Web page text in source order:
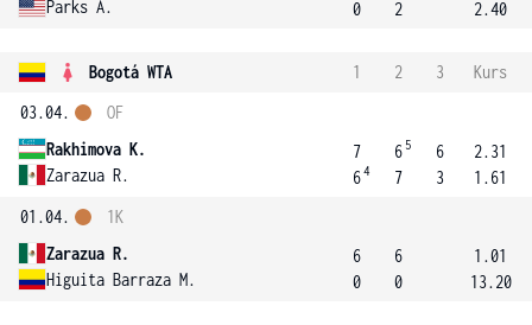
Parks A.
0
2
2.40
Bogotá WTA 1 2 3
Kurs
03.04.
Rakhimova K.
Zarazua R.
OF
7
64
6 5
7
6
3
2.31
1.61
01.04.
Zarazua R.
Higuita Barraza M.
1K
6
0
6
0
1.01
13.20